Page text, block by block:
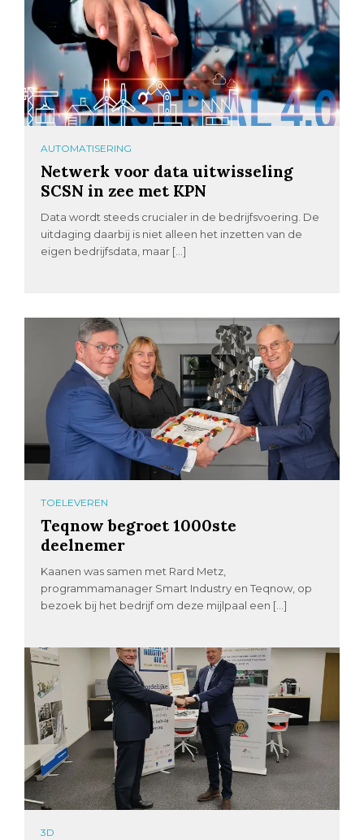
AUTOMATISERING
Netwerk voor data uitwisseling
SCSN in zee met KPN
Data wordt steeds crucialer in de bedrijfsvoering. De
uitdaging daarbij is niet alleen het inzetten van de
eigen bedrijfsdata, maar […]
TOELEVEREN
Teqnow begroet 1000ste
deelnemer
Kaanen was samen met Rard Metz,
programmamanager Smart Industry en Teqnow, op
bezoek bij het bedrijf om deze mijlpaal een […]
3D